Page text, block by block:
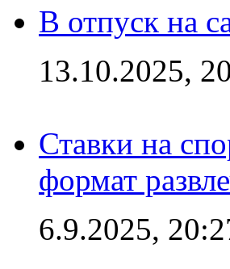
В отпуск на
13.10.2025,
Ставки на
формат
6.9.2025,